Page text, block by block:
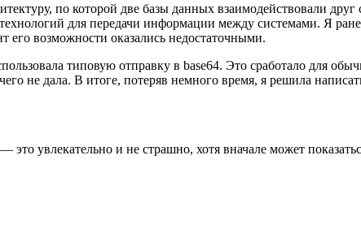
по которой две базы данных взаимодействовали
для передачи информации между системами. Я
возможности оказались недостаточными.
типовую отправку в base64. Это сработало для
не дала. В итоге, потеряв немного время, я решила
увлекательно и не страшно, хотя вначале может